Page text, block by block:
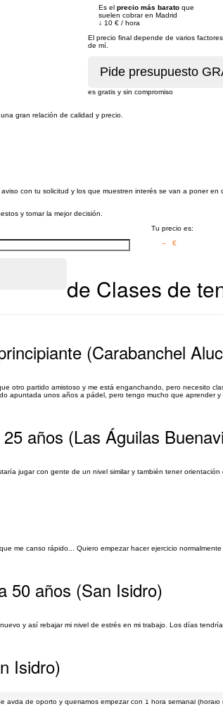
Es el precio más barato que
suelen cobrar en Madrid
↓ 10 € / hora
El precio final depende de varios
de mí.
es gratis y sin compromiso
gran relación de calidad y precio.
con tu solicitud y los que muestren interés se van a poner
y tomar la mejor decisión.
Tu precio es:
– €
de Clases de
(Carabanchel
otro partido amistoso y me está enganchando, pero necesito
apuntada unos años a pádel, pero tengo mucho que aprender y
años (Las Águilas
jugar con gente de un nivel similar y también tener
me canso rápido... Quiero empezar hacer ejercicio
50 años (San Isidro)
y así rebajar mi nivel de estrés en mi trabajo. Los días
Isidro)
de oporto y queriamos empezar con 1 hora semanal (horaio